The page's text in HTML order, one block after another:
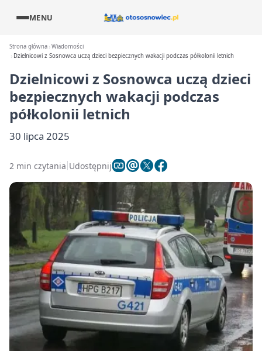
MENU
Strona główna Wiadomości
Dzielnicowi z Sosnowca uczą dzieci bezpiecznych wakacji podczas półkolonii letnich
Dzielnicowi z Sosnowca uczą dzieci
bezpiecznych wakacji podczas
półkolonii letnich
30 lipca 2025
2 min czytania Udostępnij